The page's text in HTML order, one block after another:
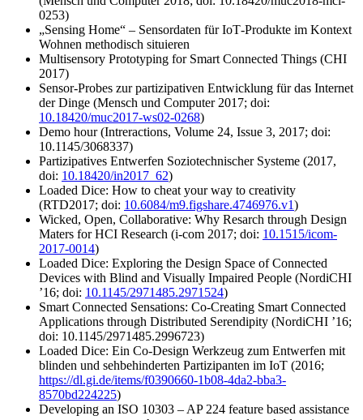
0253)
Sensing Home
– Sensordaten fürIoT-Produkte im Kontext
Wohnen methodisch situieren
Multisensory Prototyping for Smart Connected Things (CHI
2017)
Sensor-Probes zur partizipativen Entwicklung für das Internet
der Dinge (Mensch und Computer 2017; doi:
10.18420/muc2017-ws02-0268)
Demo hour (Intreractions, Volume 24, Issue 3, 2017; doi:
10.1145/3068337)
Partizipatives Entwerfen Soziotechnischer Systeme (2017,
doi: 10.18420/in2017_62)
Loaded Dice: How to cheat your way to creativity
(RTD2017; doi: 10.6084/m9.figshare.4746976.v1)
Wicked, Open, Collaborative: Why Resarch through Design
Maters for HCI Research (i-com 2017; doi: 10.1515/icom-
2017-0014)
Loaded Dice: Exploring the Design Space of Connected
Devices with Blind and Visually Impaired People (NordiCHI
’16; doi: 10.1145/2971485.2971524)
Smart Connected Sensations: Co-Creating Smart Connected
Applications through Distributed Serendipity (NordiCHI ’16;
doi: 10.1145/2971485.2996723)
Loaded Dice: Ein Co-Design Werkzeug zum Entwerfen mit
blinden und sehbehinderten Partizipanten im IoT (2016;
https://dl.gi.de/items/f0390660-1b08-4da2-bba3-
8570bd224225)
Developing an ISO 10303 – AP 224 feature based assistance